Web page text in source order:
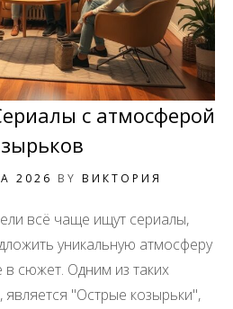
с атмосферой
2026 BY ВИКТОРИЯ
всё чаще ищут сериалы,
уникальную атмосферу
в сюжет. Одним из таких
"Острые козырьки",